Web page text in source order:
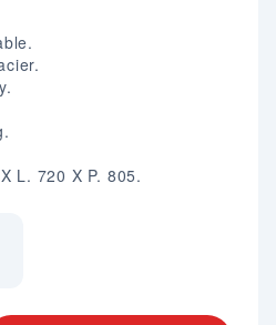
L. 720 X P. 805.